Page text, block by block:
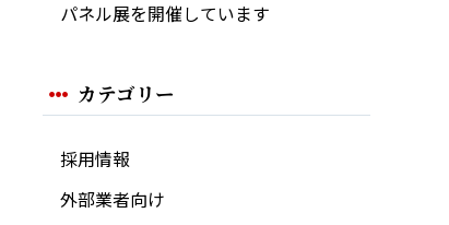
パネル展を開催しています
カテゴリー
採用情報
外部業者向け